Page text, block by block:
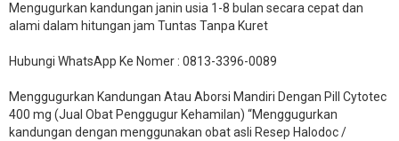
Mengugurkan kandungan janin usia 1-8 bulan secara cepat dan
alami dalam hitungan jam Tuntas Tanpa Kuret
Hubungi WhatsApp Ke Nomer : 0813-3396-0089​
Menggugurkan Kandungan Atau Aborsi Mandiri Dengan Pill Cytotec
400 mg (Jual Obat Penggugur Kehamilan) “Menggugurkan
kandungan dengan menggunakan obat asli Resep Halodoc /